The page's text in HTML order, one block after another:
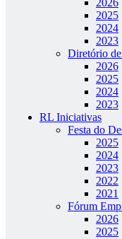
2025
2024
2023
Diretório
2026
2025
2024
2023
RL Iniciativas
Festa do
2025
2024
2023
2022
2021
Fórum
2026
2025